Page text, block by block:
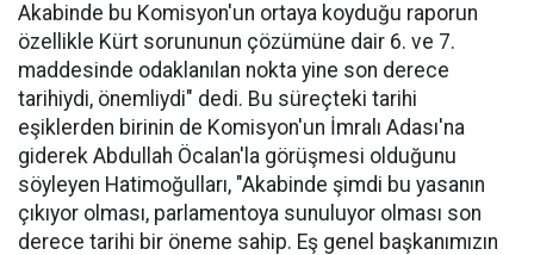
Akabinde bu Komisyon'un ortaya koyduğu raporun
özellikle Kürt sorununun çözümüne dair 6. ve 7.
maddesinde odaklanılan nokta yine son derece
tarihiydi, önemliydi" dedi. Bu süreçteki tarihi
eşiklerden birinin de Komisyon'un İmralı Adası'na
giderek Abdullah Öcalan'la görüşmesi olduğunu
söyleyen Hatimoğulları, "Akabinde şimdi bu yasanın
çıkıyor olması, parlamentoya sunuluyor olması son
derece tarihi bir öneme sahip. Eş genel başkanımızın